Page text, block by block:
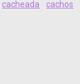
cacheada cachos